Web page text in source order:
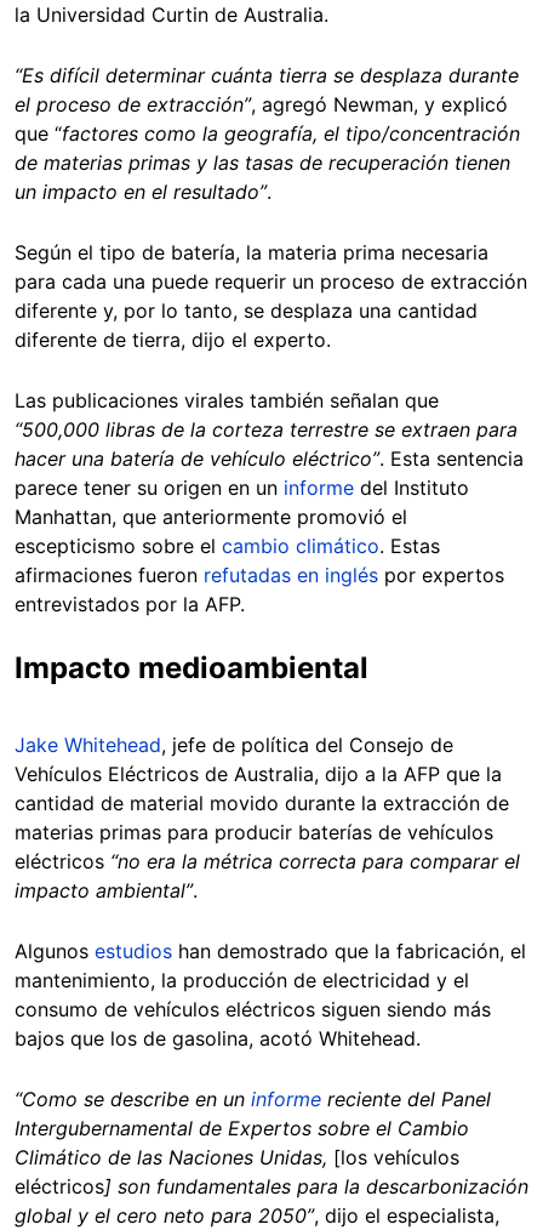
la Universidad Curtin de Australia.
“Es difícil determinar cuánta tierra se desplaza durante
el proceso de extracción”, agregó Newman, y explicó
que “factores como la geografía, el tipo/concentración
de materias primas y las tasas de recuperación tienen
un impacto en el resultado”.
Según el tipo de batería, la materia prima necesaria
para cada una puede requerir un proceso de extracción
diferente y, por lo tanto, se desplaza una cantidad
diferente de tierra, dijo el experto.
Las publicaciones virales también señalan que
“500,000 libras de la corteza terrestre se extraen para
hacer una batería de vehículo eléctrico”. Esta sentencia
parece tener su origen en un informe del Instituto
Manhattan, que anteriormente promovió el
escepticismo sobre el cambio climático. Estas
afirmaciones fueron refutadas en inglés por expertos
entrevistados por la AFP.
Impacto medioambiental
Jake Whitehead, jefe de política del Consejo de
Vehículos Eléctricos de Australia, dijo a la AFP que la
cantidad de material movido durante la extracción de
materias primas para producir baterías de vehículos
eléctricos “no era la métrica correcta para comparar el
impacto ambiental”.
Algunos estudios han demostrado que la fabricación, el
mantenimiento, la producción de electricidad y el
consumo de vehículos eléctricos siguen siendo más
bajos que los de gasolina, acotó Whitehead.
“Como se describe en un informe reciente del Panel
Intergubernamental de Expertos sobre el Cambio
Climático de las Naciones Unidas, [los vehículos
eléctricos] son fundamentales para la descarbonización
global y el cero neto para 2050”, dijo el especialista,